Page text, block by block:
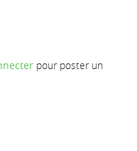
pour poster un